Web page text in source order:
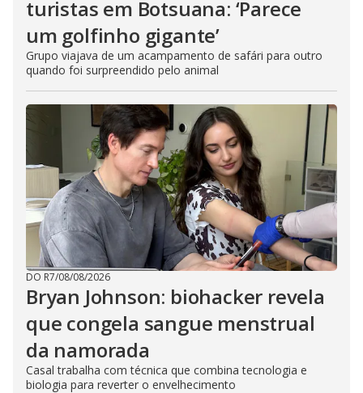
turistas em Botsuana: ‘Parece
um golfinho gigante’
Grupo viajava de um acampamento de safári para outro
quando foi surpreendido pelo animal
DO R7/08/08/2026
Bryan Johnson: biohacker revela
que congela sangue menstrual
da namorada
Casal trabalha com técnica que combina tecnologia e
biologia para reverter o envelhecimento